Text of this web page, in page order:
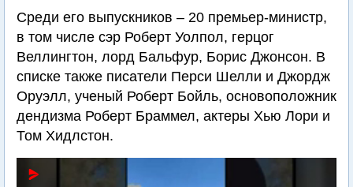
Среди его выпускников – 20 премьер-министр,
в том числе сэр Роберт Уолпол, герцог
Веллингтон, лорд Бальфур, Борис Джонсон. В
списке также писатели Перси Шелли и Джордж
Оруэлл, ученый Роберт Бойль, основоположник
дендизма Роберт Браммел, актеры Хью Лори и
Том Хидлстон.